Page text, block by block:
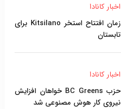
اخبار کانادا
زمان افتتاح استخر Kitsilano برای
تابستان
اخبار کانادا
حزب BC Greens خواهان افزایش
نیروی کار هوش مصنوعی شد